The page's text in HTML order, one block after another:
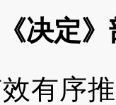
决定》
序推